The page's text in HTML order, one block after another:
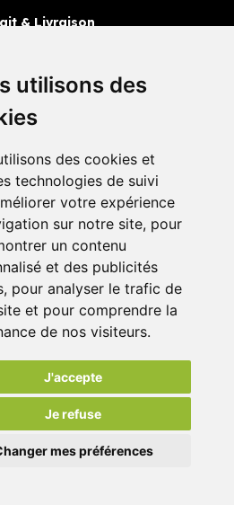
utilisons des
des cookies et
technologies de suivi
votre expérience
sur notre site, pour
un contenu
et des publicités
pour analyser le trafic de
et pour comprendre la
de nos visiteurs.
J'accepte
Je refuse
mes préférences
& Livraison
Livraisons
65 avis
Tous droits réservés